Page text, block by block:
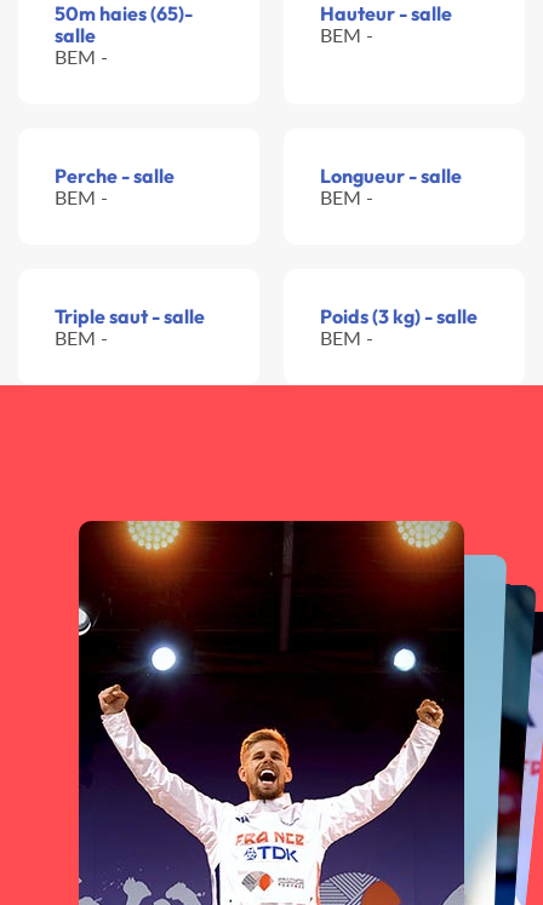
50m haies (65)-
salle
BEM -
Hauteur - salle
BEM -
Perche - salle
BEM -
Longueur - salle
BEM -
Triple saut - salle
BEM -
Poids (3 kg) - salle
BEM -